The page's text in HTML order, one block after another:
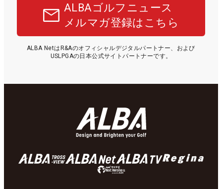
ALBAゴルフニュース
メルマガ登録はこちら
ALBA NetはR&Aのオフィシャルデジタルパートナー、および
USLPGAの日本公式サイトパートナーです。